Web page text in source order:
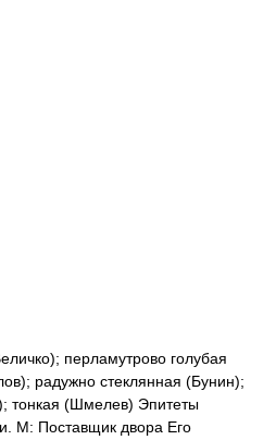
перламутрово голубая
радужно стеклянная (Бунин);
тонкая (Шмелев) Эпитеты
М: Поставщик двора Его